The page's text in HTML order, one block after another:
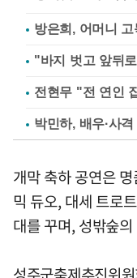
방은희, 어머니
"바지 벗고 앞뒤
전현무 "전 연인
박민하, 배우·사
개막 축하 공연은
믹 듀오, 대세 트로
대를 꾸며, 성밖숲